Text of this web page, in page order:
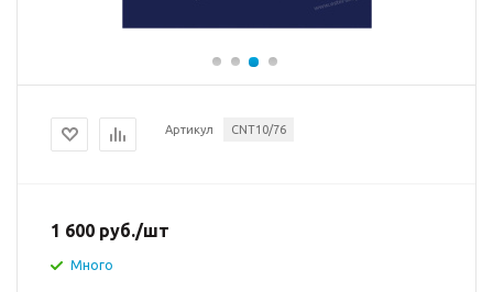
Артикул CNT10/76
1 600 руб./шт
Много